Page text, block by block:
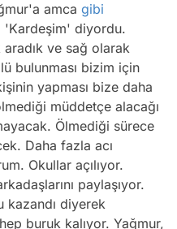
amca gibi
'Kardeşim' diyordu.
aradık ve sağ olarak
bulunması bizim için
yapması bize daha
müddetçe alacağı
Ölmediği sürece
Daha fazla acı
Okullar açılıyor.
paylaşıyor.
kazandı diyerek
buruk kalıyor. Yağmur,